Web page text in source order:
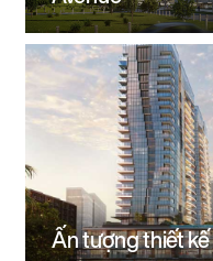
Ấn tượng thiết